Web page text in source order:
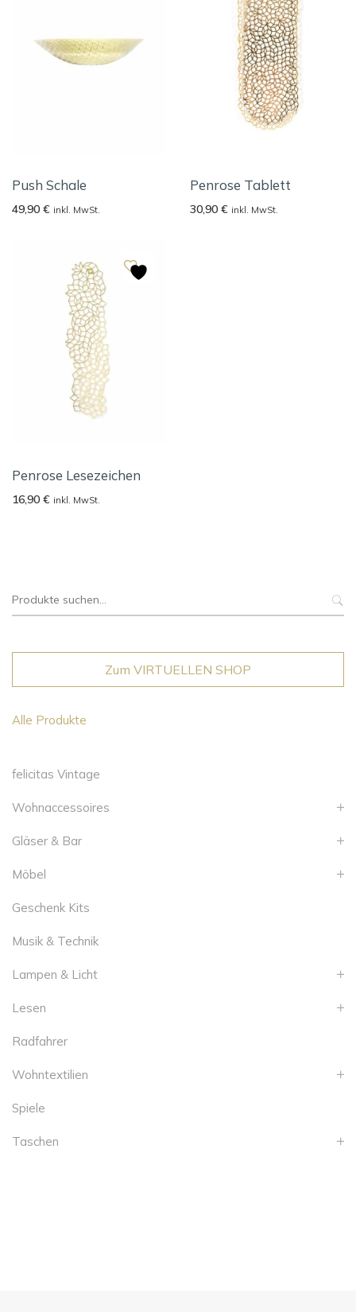
Push Schale
49,90 € inkl. MwSt.
Penrose Tablett
30,90 € inkl. MwSt.
Penrose Lesezeichen
16,90 € inkl. MwSt.
Suche
Zum VIRTUELLEN SHOP
Alle Produkte
felicitas Vintage
Wohnaccessoires
Gläser & Bar
Möbel
Geschenk Kits
Musik & Technik
Lampen & Licht
Lesen
Radfahrer
Wohntextilien
Spiele
Taschen